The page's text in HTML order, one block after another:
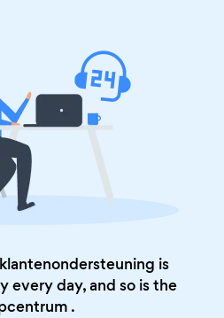
is
every day, and so is the
.